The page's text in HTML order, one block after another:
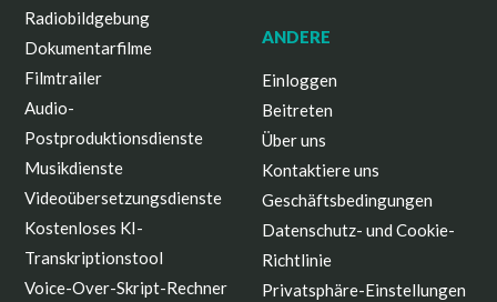
Radiobildgebung
Dokumentarfilme
Filmtrailer
Audio-
Postproduktionsdienste
Musikdienste
Videoübersetzungsdienste
Kostenloses KI-
Transkriptionstool
Voice-Over-Skript-Rechner
ANDERE
Einloggen
Beitreten
Über uns
Kontaktiere uns
Geschäftsbedingungen
Datenschutz- und Cookie-
Richtlinie
Privatsphäre-Einstellungen